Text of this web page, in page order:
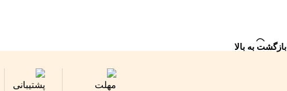
بازگشت به بالا